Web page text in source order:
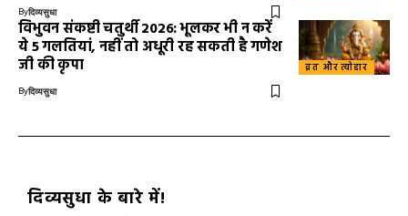
Byदिव्यसुधा
व्रत और त्योहार
विभुवन संकष्टी चतुर्थी 2026: भूलकर भी न करें
ये 5 गलतियां, नहीं तो अधूरी रह सकती है गणेश
जी की कृपा
Byदिव्यसुधा
दिव्यसुधा के बारे में!